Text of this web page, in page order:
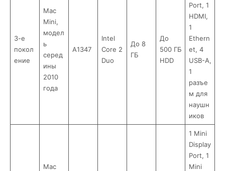
3-е
покол
ение
Mac
Mini,
модел
ь
серед
ины
2010
года
A1347
Intel
Core 2
Duo
До 8
ГБ
До
500 ГБ
HDD
Port, 1
HDMI,
1
Ethern
et, 4
USB-A,
1
разъе
м для
наушн
иков
Mac
1 Mini
Display
Port, 1
Mini